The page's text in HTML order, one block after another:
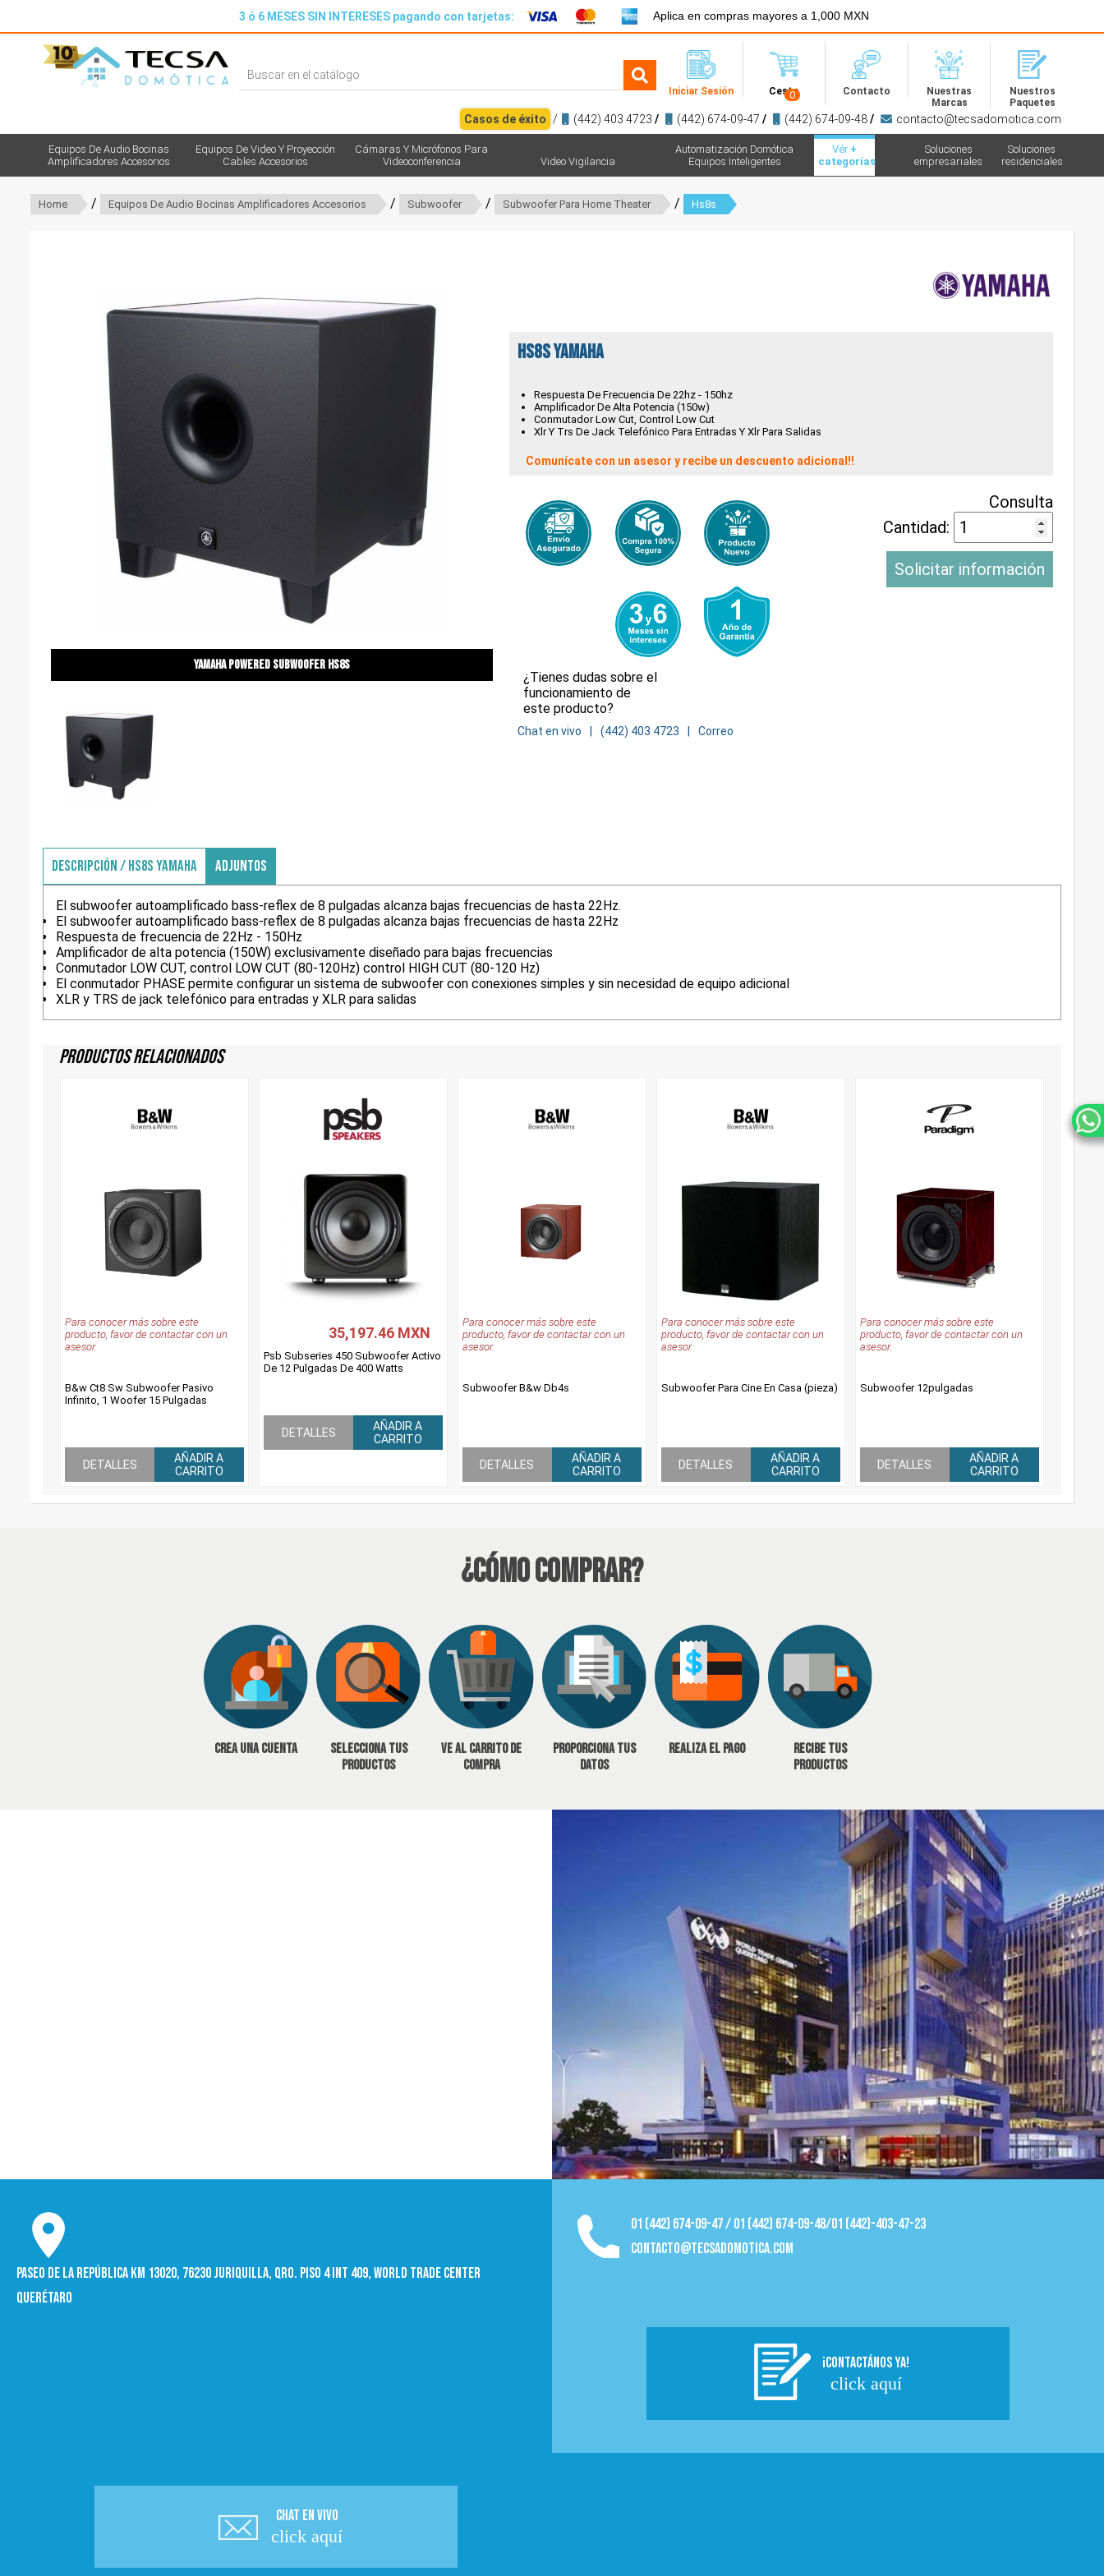
3 ó 6 MESES SIN INTERESES pagando con tarjetas: Aplica en compras mayores a 1,000 MXN
Iniciar Sesión Cesta
0 Contacto
Nuestras
Marcas
Nuestros
Paquetes
Casos de éxito / (442) 403 4723 / (442) 674-09-47 / (442) 674-09-48/ contacto@tecsadomotica.com
Equipos De Audio Bocinas
Amplificadores Accesorios
Equipos De Video Y Proyección
Cables Accesorios
Cámaras Y Micrófonos Para
Videoconferencia
Video Vigilancia
Automatización Domótica
Equipos Inteligentes
Vér +
categorías
Soluciones
residenciales
Soluciones
empresariales
Home / Equipos De Audio Bocinas Amplificadores Accesorios / Subwoofer / Subwoofer Para Home Theater / Hs8s
Yamaha Powered subwoofer hs8S
HS8S Yamaha
Respuesta De Frecuencia De 22hz - 150hz
Amplificador De Alta Potencia (150w)
Conmutador Low Cut, Control Low Cut
Xlr Y Trs De Jack Telefónico Para Entradas Y Xlr Para Salidas
Comunícate con un asesor y recibe un descuento adicional!!
¿Tienes dudas sobre el
funcionamiento de
este producto?
Chat en vivo (442) 403 4723 Correo
Consulta
Cantidad:
Solicitar información
DESCRIPCIÓN / HS8S YAMAHA ADJUNTOS
El subwoofer autoamplificado bass-reflex de 8 pulgadas alcanza bajas frecuencias de hasta 22Hz.
El subwoofer autoamplificado bass-reflex de 8 pulgadas alcanza bajas frecuencias de hasta 22Hz
Respuesta de frecuencia de 22Hz - 150Hz
Amplificador de alta potencia (150W) exclusivamente diseñado para bajas frecuencias
Conmutador LOW CUT, control LOW CUT (80-120Hz) control HIGH CUT (80-120 Hz)
El conmutador PHASE permite configurar un sistema de subwoofer con conexiones simples y sin necesidad de equipo adicional
XLR y TRS de jack telefónico para entradas y XLR para salidas
Productos Relacionados
Para conocer más sobre este
producto, favor de contactar con un
asesor.
B&w Ct8 Sw Subwoofer Pasivo
Infinito, 1 Woofer 15 Pulgadas
DETALLES
AÑADIR A
CARRITO
35,197.46 MXN
Psb Subseries 450 Subwoofer Activo
De 12 Pulgadas De 400 Watts
DETALLES
AÑADIR A
CARRITO
Para conocer más sobre este
producto, favor de contactar con un
asesor.
Subwoofer B&w Db4s
DETALLES
AÑADIR A
CARRITO
Para conocer más sobre este
producto, favor de contactar con un
asesor.
Subwoofer Para Cine En Casa (pieza)
DETALLES
AÑADIR A
CARRITO
Para conocer más sobre este
producto, favor de contactar con un
asesor.
Subwoofer 12pulgadas
DETALLES
AÑADIR A
CARRITO
¿Cómo Comprar?
Crea una cuenta
Selecciona tus
productos
Ve al carrito de
compra
Proporciona tus
datos
Realiza el pago
Recibe tus
productos
Paseo de la República Km 13020, 76230 Juriquilla, Qro. Piso 4 int 409, World trade Center
Querétaro
01 (442) 674-09-47 / 01 (442) 674-09-48/01 (442)-403-47-23
contacto@tecsadomotica.com
¡CONTACTÁNOS YA!
click aquí
CHAT EN VIVO
click aquí